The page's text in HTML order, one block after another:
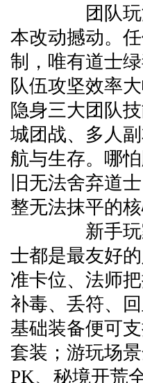
团队玩法体
本改动撼动。
制，唯有道士
队伍攻坚效率
隐身三大团队
城团战、多人
航与生存。哪
旧无法舍弃道
整无法抹平的核
新手玩家回
士都是最友好
准卡位、法师
补毒、丢符、
基础装备便可
套装；游玩场
PK、秘境开荒